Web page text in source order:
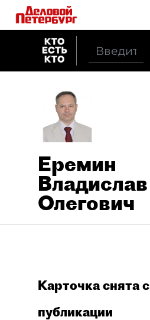
Еремин
Владислав
Олегович
Карточка снята с
публикации